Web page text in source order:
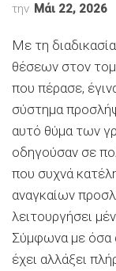
την Μάι 22, 2026
Με τη
θέσεων στον
που πέρασε,
σύστημα
αυτό θύμα των
οδηγούσαν σε
που συχνά
αναγκαίων
λειτουργήσει
Σύμφωνα με όσα
έχει αλλάξει